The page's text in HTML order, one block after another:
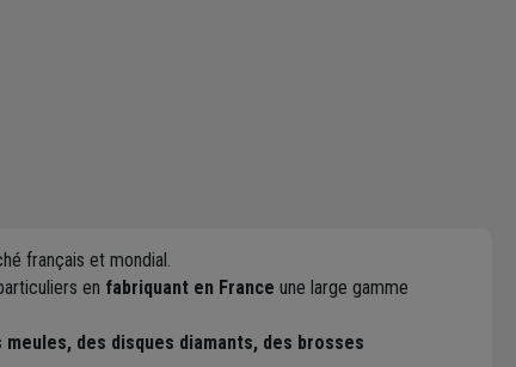
français et mondial.
en fabriquant en France une large gamme
des disques diamants, des brosses